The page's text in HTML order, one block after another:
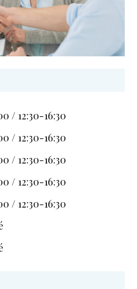
/ 12:30-16:30
/ 12:30-16:30
/ 12:30-16:30
/ 12:30-16:30
/ 12:30-16:30